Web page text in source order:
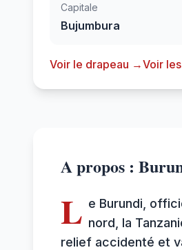
Capitale
Bujumbura
Voir le drapeau →Voir
A propos :
L e Burundi,
nord, la
relief accidenté et